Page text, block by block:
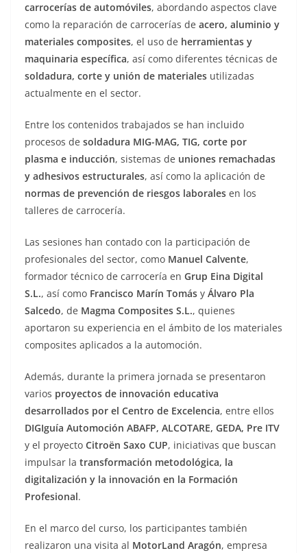
carrocerías de automóviles, abordando aspectos clave
como la reparación de carrocerías de acero, aluminio y
materiales composites, el uso de herramientas y
maquinaria específica, así como diferentes técnicas de
soldadura, corte y unión de materiales utilizadas
actualmente en el sector.
Entre los contenidos trabajados se han incluido
procesos de soldadura MIG-MAG, TIG, corte por
plasma e inducción, sistemas de uniones remachadas
y adhesivos estructurales, así como la aplicación de
normas de prevención de riesgos laborales en los
talleres de carrocería.
Las sesiones han contado con la participación de
profesionales del sector, como Manuel Calvente,
formador técnico de carrocería en Grup Eina Digital
S.L., así como Francisco Marín Tomás y Álvaro Pla
Salcedo, de Magma Composites S.L., quienes
aportaron su experiencia en el ámbito de los materiales
composites aplicados a la automoción.
Además, durante la primera jornada se presentaron
varios proyectos de innovación educativa
desarrollados por el Centro de Excelencia, entre ellos
DIGIguía Automoción ABAFP, ALCOTARE, GEDA, Pre ITV
y el proyecto Citroën Saxo CUP, iniciativas que buscan
impulsar la transformación metodológica, la
digitalización y la innovación en la Formación
Profesional.
En el marco del curso, los participantes también
realizaron una visita al MotorLand Aragón, empresa